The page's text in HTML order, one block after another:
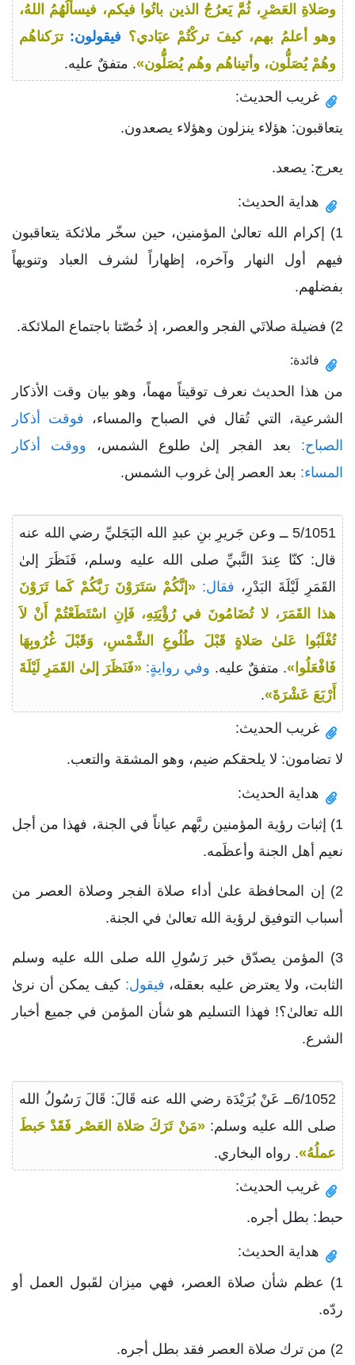
وصَلاةِ العَصْرِ، ثُمَّ يَعرُجُ الذين باتُوا فيكم، فيسألُهُمُ اللهُ،
وهو أعلمُ بهم، كيفَ تركْتُمْ عبَادي؟ فيقولون: ترَكناهُم
وهُمْ يُصَلُّون، وأتيناهُم وهُم يُصَلُّون». متفقٌ عليه.
غريب الحديث:
يتعاقبون: هؤلاء ينزلون وهؤلاء يصعدون.
يعرج: يصعد.
هداية الحديث:
1) إكرام الله تعالىٰ المؤمنين، حين سخّر ملائكة يتعاقبون
فيهم أول النهار وآخره، إظهاراً لشرف العباد وتنويهاً
بفضلهم.
2) فضيلة صلاتَي الفجر والعصر، إذ خُصّتا باجتماع الملائكة.
فائدة:
من هذا الحديث نعرف توقيتاً مهماً، وهو بيان وقت الأذكار
الشرعية، التي تُقال في الصباح والمساء، فوقت أذكار
الصباح: بعد الفجر إلىٰ طلوع الشمس،
ووقت أذكار
المساء: بعد العصر إلىٰ غروب الشمس.
5/1051 ــ وعن جَريرِ بنِ عبدِ الله البَجَليِّ رضي الله عنه
قال: كنّا عِندَ النَّبيِّ صلى الله عليه وسلم، فَنَظَرَ إلىٰ
القَمَرِ لَيْلَةَ البَدْرِ، فقال: «إنَّكُمْ سَتَرَوْنَ رَبَّكُمْ كَما تَرَوْنَ
هذا القَمَرَ، لا تُضَامُونَ في رُؤْيَتِهِ، فَإنِ اسْتَطَعْتُمْ أَنْ لاَ
تُغْلَبُوا عَلىٰ صَلاةٍ قَبْلَ طُلُوعِ الشَّمْسِ، وَقَبْلَ غُرُوبِهَا
فَافْعَلُوا». متفقٌ عليه. وفي روايةٍ: «فَنَظَرَ إلىٰ القَمَرِ لَيْلَةَ
أَرْبَعَ عَشْرَةَ».
غريب الحديث:
لا تضامون: لا يلحقكم ضيم، وهو المشقة والتعب.
هداية الحديث:
1) إثبات رؤية المؤمنين ربَّهم عياناً في الجنة، فهذا من أجل
نعيم أهل الجنة وأعظَمه.
2) إن المحافظة علىٰ أداء صلاة الفجر وصلاة العصر من
أسباب التوفيق لرؤية الله تعالىٰ في الجنة.
3) المؤمن يصدّق خبر رَسُولِ الله صلى الله عليه وسلم
الثابت، ولا يعترض عليه بعقله، فيقول: كيف يمكن أن نرىٰ
الله تعالىٰ؟! فهذا التسليم هو شأن المؤمن في جميع أخبار
الشرع.
6/1052ــ عَنْ بُرَيْدَة رضي الله عنه قَالَ: قَالَ رَسُولُ الله
صلى الله عليه وسلم:«مَنْ تَرَكَ صَلاة العَصْر فَقَدْ حَبطَ
عملُهُ». رواه البخاري.
غريب الحديث:
حبط: بطل أجره.
هداية الحديث:
1) عظم شأن صلاة العصر، فهي ميزان لقَبول العمل أو
ردّه.
2) من ترك صلاة العصر فقد بطل أجره.